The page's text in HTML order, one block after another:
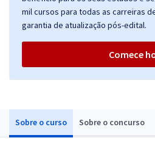
Sobre o curso Sobre o concurso
mil cursos para todas as carreiras
garantia de atualização pós-edital.
Comece